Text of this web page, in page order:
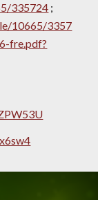
335724
10665/3357
fre.pdf?